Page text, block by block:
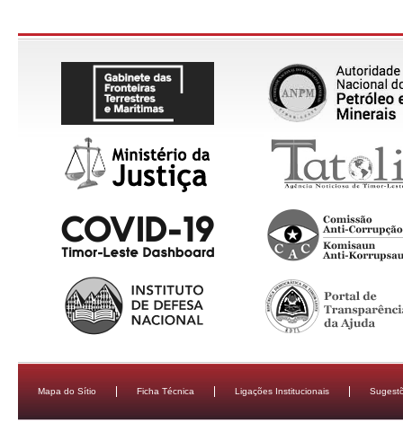
Mapa do Sítio Ficha Técnica Ligações Institucionais